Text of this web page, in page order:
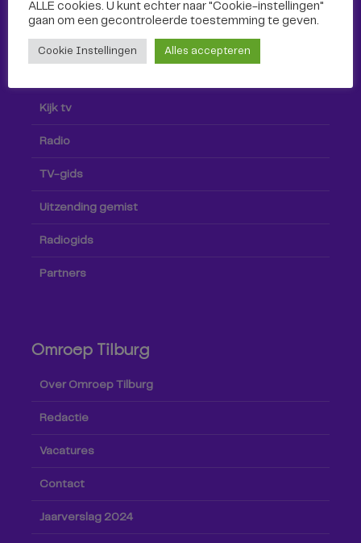
Kijk tv
Radio
TV-gids
Uitzending gemist
Radiogids
Partners
Omroep Tilburg
Over Omroep Tilburg
Redactie
Vacatures
Contact
Jaarverslag 2024
ALLE cookies. U kunt echter naar "Cookie-instellingen"
gaan om een ​​gecontroleerde toestemming te geven.
Cookie Instellingen Alles accepteren